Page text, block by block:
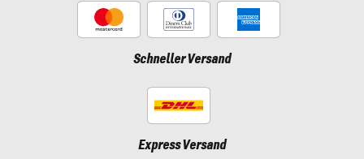
Schneller Versand
Express Versand